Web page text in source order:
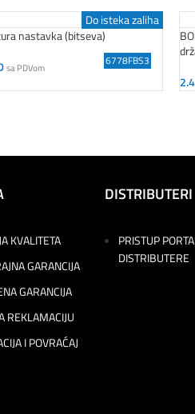
Do isteka zaliha
nastavka (bitseva)
sa PDVom 6778FBS3
KVALITETA
GARANCIJA
GARANCIJA
REKLAMACIJU
I POVRAĆAJ
DISTRIBUTERI
PRISTUP
DISTRIBUTERE